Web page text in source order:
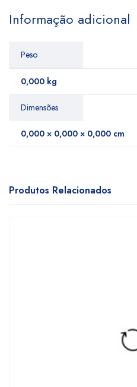
Informação adicional
Peso
0,000 kg
Dimensões
0,000 × 0,000 × 0,000 cm
Produtos Relacionados